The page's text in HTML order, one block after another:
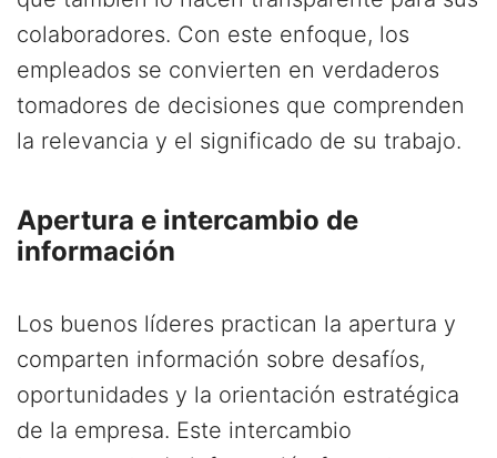
colaboradores. Con este enfoque, los
empleados se convierten en verdaderos
tomadores de decisiones que comprenden
la relevancia y el significado de su trabajo.
Apertura e intercambio de
información
Los buenos líderes practican la apertura y
comparten información sobre desafíos,
oportunidades y la orientación estratégica
de la empresa. Este intercambio